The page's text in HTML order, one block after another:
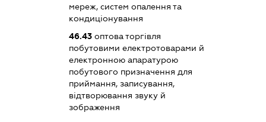
мереж, систем опалення та
кондиціонування
46.43оптова торгівля
побутовими електротоварами й
електронною апаратурою
побутового призначення для
приймання, записування,
відтворювання звуку й
зображення